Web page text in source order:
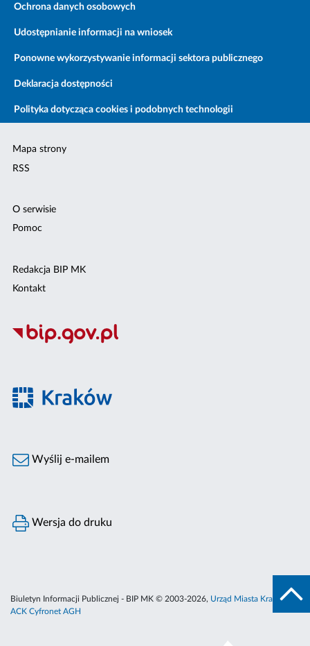
Ochrona danych osobowych
Udostępnianie informacji na wniosek
Ponowne wykorzystywanie informacji sektora publicznego
Deklaracja dostępności
Polityka dotycząca cookies i podobnych technologii
Mapa strony
RSS
O serwisie
Pomoc
Redakcja BIP MK
Kontakt
Wyślij e-mailem
Wersja do druku
Biuletyn Informacji Publicznej - BIP MK © 2003-2026, Urząd Miasta Krakowa
ACK Cyfronet AGH